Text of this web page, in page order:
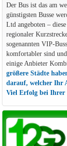
Der Bus ist das am
günstigsten Busse
Ltd angeboten –
regionaler
sogenannten VIP-
komfortabler sind
einige Anbieter
größere Städte
darauf, welcher Ihr
Viel Erfolg bei Ihrer